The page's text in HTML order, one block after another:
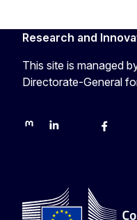
Research and
This site is managed
Directorate-General
MastodonLinkedInBluesky